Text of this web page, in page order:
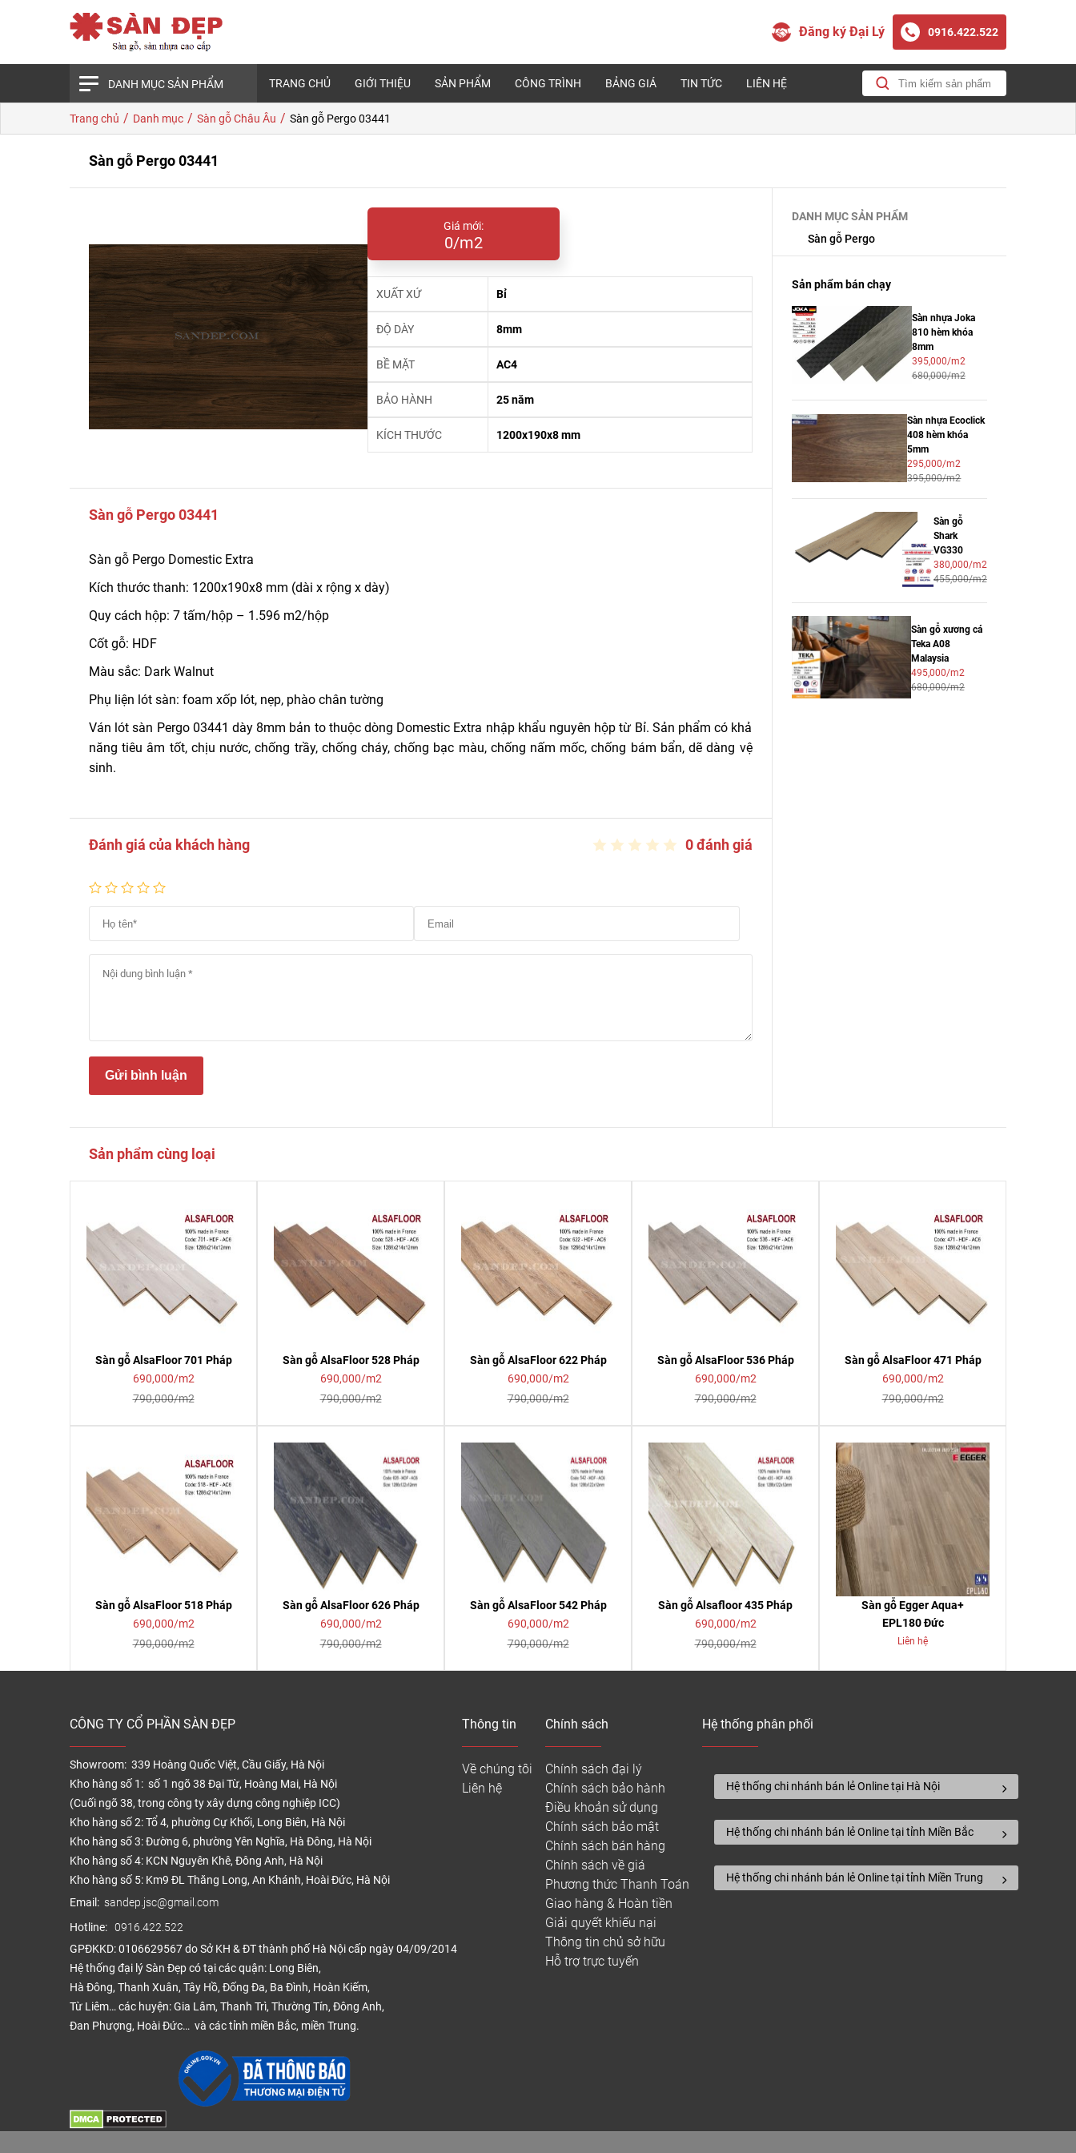
Đăng ký Đại Lý 0916.422.522
DANH MỤC SẢN PHẨM TRANG CHỦ GIỚI THIỆU SẢN PHẨM CÔNG TRÌNH BẢNG GIÁ TIN TỨC LIÊN HỆ
Trang chủ / Danh mục / Sàn gỗ Châu Âu / Sàn gỗ Pergo 03441
Sàn gỗ Pergo 03441
Giá mới:
0/m2
XUẤT XỨ Bỉ
ĐỘ DÀY 8mm
BỀ MẶT AC4
BẢO HÀNH 25 năm
KÍCH THƯỚC 1200x190x8 mm
Sàn gỗ Pergo 03441
Sàn gỗ Pergo Domestic Extra
Kích thước thanh: 1200x190x8 mm (dài x rộng x dày)
Quy cách hộp: 7 tấm/hộp – 1.596 m2/hộp
Cốt gỗ: HDF
Màu sắc: Dark Walnut
Phụ liện lót sàn: foam xốp lót, nẹp, phào chân tường
Ván lót sàn Pergo 03441 dày 8mm bản to thuộc dòng Domestic Extra nhập khẩu nguyên hộp từ Bỉ. Sản phẩm có khả
năng tiêu âm tốt, chịu nước, chống trầy, chống cháy, chống bạc màu, chống nấm mốc, chống bám bẩn, dẽ dàng vệ
sinh.
Đánh giá của khách hàng 0 đánh giá
Gửi bình luận
DANH MỤC SẢN PHẨM
Sàn gỗ Pergo
Sản phẩm bán chạy
Sàn nhựa Joka
810 hèm khóa
8mm
395,000/m2
680,000/m2
Sàn nhựa Ecoclick
408 hèm khóa
5mm
295,000/m2
395,000/m2
Sàn gỗ
Shark
VG330
380,000/m2
455,000/m2
Sàn gỗ xương cá
Teka A08
Malaysia
495,000/m2
680,000/m2
Sản phẩm cùng loại
Sàn gỗ AlsaFloor 701 Pháp
690,000/m2
790,000/m2
Sàn gỗ AlsaFloor 528 Pháp
690,000/m2
790,000/m2
Sàn gỗ AlsaFloor 622 Pháp
690,000/m2
790,000/m2
Sàn gỗ AlsaFloor 536 Pháp
690,000/m2
790,000/m2
Sàn gỗ AlsaFloor 471 Pháp
690,000/m2
790,000/m2
Sàn gỗ AlsaFloor 518 Pháp
690,000/m2
790,000/m2
Sàn gỗ AlsaFloor 626 Pháp
690,000/m2
790,000/m2
Sàn gỗ AlsaFloor 542 Pháp
690,000/m2
790,000/m2
Sàn gỗ Alsafloor 435 Pháp
690,000/m2
790,000/m2
Sàn gỗ Egger Aqua+
EPL180 Đức
Liên hệ
CÔNG TY CỔ PHẦN SÀN ĐẸP
Showroom: 339 Hoàng Quốc Việt, Cầu Giấy, Hà Nội
Kho hàng số 1: số 1 ngõ 38 Đại Từ, Hoàng Mai, Hà Nội
(Cuối ngõ 38, trong công ty xây dựng công nghiệp ICC)
Kho hàng số 2: Tổ 4, phường Cự Khối, Long Biên, Hà Nội
Kho hàng số 3: Đường 6, phường Yên Nghĩa, Hà Đông, Hà Nội
Kho hàng số 4: KCN Nguyên Khê, Đông Anh, Hà Nội
Kho hàng số 5: Km9 ĐL Thăng Long, An Khánh, Hoài Đức, Hà Nội
Email: sandep.jsc@gmail.com
Hotline: 0916.422.522
GPĐKKD: 0106629567 do Sở KH & ĐT thành phố Hà Nội cấp ngày 04/09/2014
Hệ thống đại lý Sàn Đẹp có tại các quận: Long Biên,
Hà Đông, Thanh Xuân, Tây Hồ, Đống Đa, Ba Đình, Hoàn Kiếm,
Từ Liêm… các huyện: Gia Lâm, Thanh Trì, Thường Tín, Đông Anh,
Đan Phượng, Hoài Đức… và các tỉnh miền Bắc, miền Trung.
Thông tin
Về chúng tôi
Liên hệ
Chính sách
Chính sách đại lý
Chính sách bảo hành
Điều khoản sử dụng
Chính sách bảo mật
Chính sách bán hàng
Chính sách về giá
Phương thức Thanh Toán
Giao hàng & Hoàn tiền
Giải quyết khiếu nại
Thông tin chủ sở hữu
Hỗ trợ trực tuyến
Hệ thống phân phối
Hệ thống chi nhánh bán lẻ Online tại Hà Nội
Hệ thống chi nhánh bán lẻ Online tại tỉnh Miền Bắc
Hệ thống chi nhánh bán lẻ Online tại tỉnh Miền Trung